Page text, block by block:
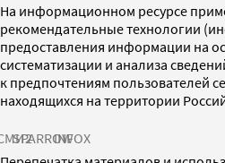
На информационном ресурсе
рекомендательные технологии
предоставления информации на
систематизации и анализа
к предпочтениям пользователей
находящихся на территории
SPARROWINFOX